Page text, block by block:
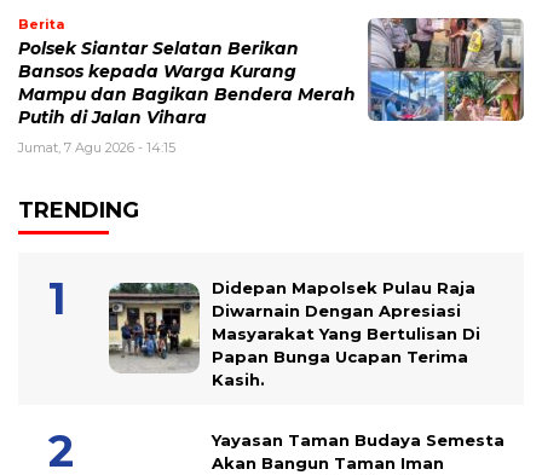
Berita
Polsek Siantar Selatan Berikan
Bansos kepada Warga Kurang
Mampu dan Bagikan Bendera Merah
Putih di Jalan Vihara
Jumat, 7 Agu 2026 - 14:15
TRENDING
Didepan Mapolsek Pulau Raja
Diwarnain Dengan Apresiasi
Masyarakat Yang Bertulisan Di
Papan Bunga Ucapan Terima
Kasih.
Yayasan Taman Budaya Semesta
Akan Bangun Taman Iman